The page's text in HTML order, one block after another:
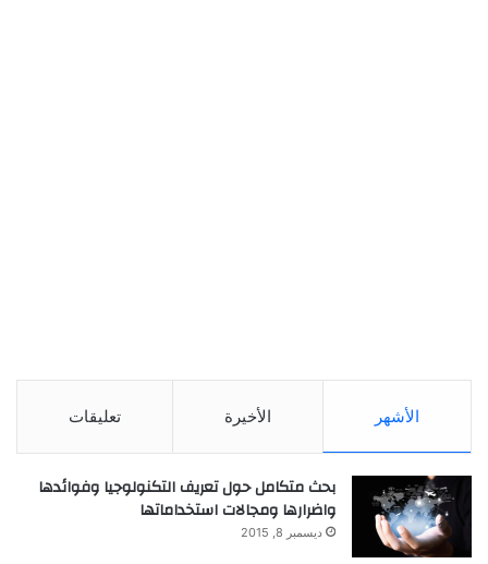
الأشهر الأخيرة تعليقات
بحث متكامل حول تعريف التكنولوجيا وفوائدها
واضرارها ومجالات استخداماتها
ديسمبر 8, 2015